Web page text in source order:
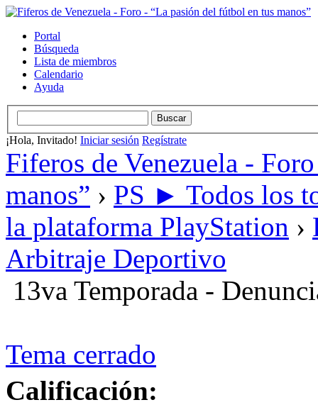
Portal
Búsqueda
Lista de miembros
Calendario
Ayuda
¡Hola, Invitado! Iniciar sesión Regístrate
Fiferos de Venezuela -
manos” › PS ► Todos los
la plataforma PlayStation ›
Arbitraje Deportivo
13va Temporada -
Tema cerrado
Calificación: